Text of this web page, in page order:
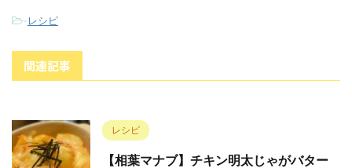
-レシピ
関連記事
レシピ
【相葉マナブ】チキン明太じゃがバター